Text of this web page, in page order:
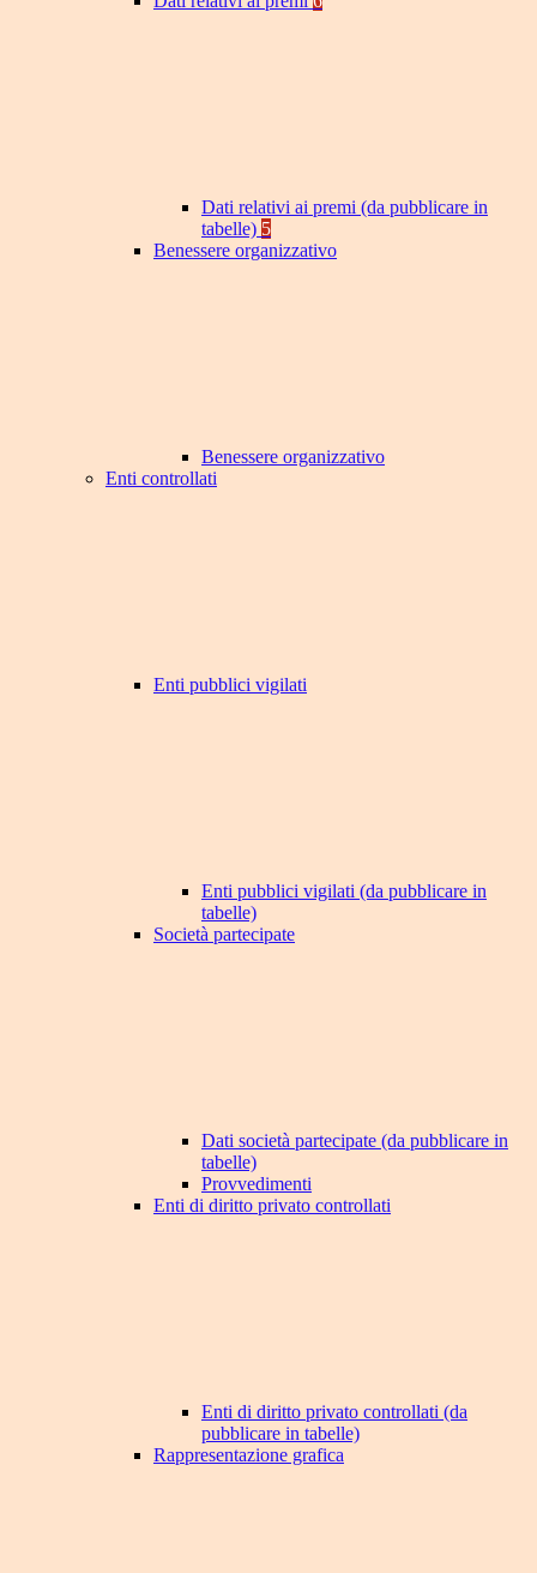
Dati relativi ai premi (da pubblicare in
tabelle) 5
Benessere organizzativo
Benessere organizzativo
Enti controllati
Enti pubblici vigilati
Enti pubblici vigilati (da pubblicare in
tabelle)
Società partecipate
Dati società partecipate (da pubblicare in
tabelle)
Provvedimenti
Enti di diritto privato controllati
Enti di diritto privato controllati (da
pubblicare in tabelle)
Rappresentazione grafica